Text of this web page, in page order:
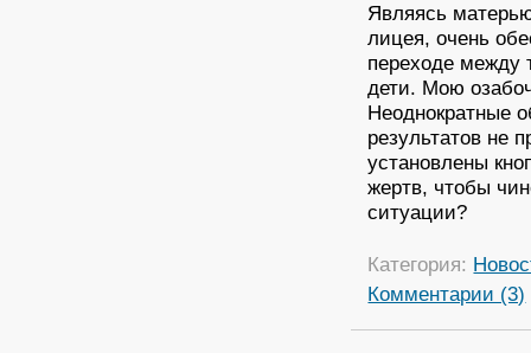
Являясь
лицея, очень
переходе между
дети. Мою
Неоднократные
результатов не
установлены
жертв, чтобы
ситуации?
Категория:
Комментарии (3)